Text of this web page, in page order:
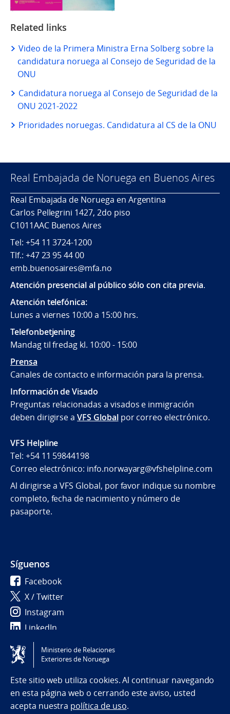
Related links
Video de la Primera Ministra Erna Solberg sobre la
candidatura noruega al Consejo de Seguridad de la
ONU
Candidatura noruega al Consejo de Seguridad de la
ONU 2021-2022
Prioridades noruegas. Candidatura al CS de la ONU
Real Embajada de Noruega en Buenos Aires
Real Embajada de Noruega en Argentina
Carlos Pellegrini 1427, 2do piso
C1011AAC Buenos Aires
Tel: +54 11 3724-1200
Tlf.: +47 23 95 44 00
emb.buenosaires@mfa.no
Atención presencial al público sólo con cita previa.
Atención telefónica:
Lunes a viernes 10:00 a 15:00 hrs.
Telefonbetjening
Mandag til fredag kl. 10:00 - 15:00
Prensa
Canales de contacto e información para la prensa.
Información de Visado
Preguntas relacionadas a visados e inmigración
deben dirigirse aVFS Globalpor correo electrónico.
VFS Helpline
Tel: +54 11 59844198
Correo electrónico: info.norwayarg@vfshelpline.com
Al dirigirse a VFS Global, por favor indique su nombre
completo, fecha de nacimiento y número de
pasaporte.
Síguenos
Facebook
X / Twitter
Instagram
LinkedIn
Tilgjengelighetserklæring / Accessibility statement
(NO)
Ministerio de Relaciones
Exteriores de Noruega
Este sitio web utiliza cookies. Al continuar navegando
en esta página web o cerrando este aviso, usted
acepta nuestra política de uso.